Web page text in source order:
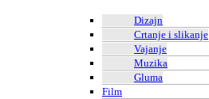
Dizajn
Crtanje i slikanje
Vajanje
Muzika
Gluma
Film